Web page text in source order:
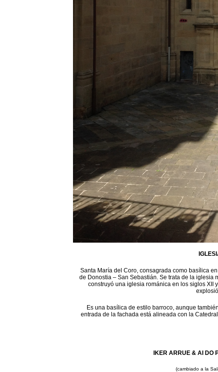
Santa María del Coro, consagrada como basílica
de Donostia – San Sebastián. Se trata de la iglesia
construyó una iglesia románica en los siglos XII
Es una basílica de estilo barroco, aunque
entrada de la fachada está alineada con la
IKER ARRUE & AI DO
(cambiado a la